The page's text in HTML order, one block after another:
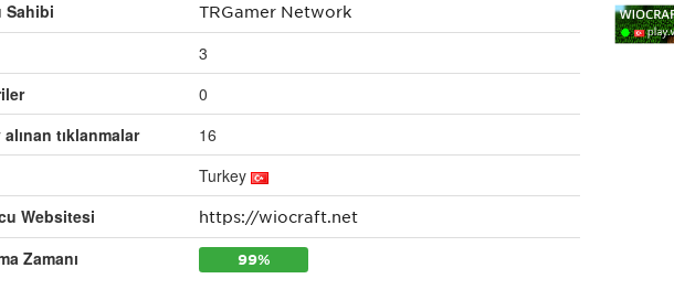
Sahibi TRGamer Network
3
0
tıklanmalar
16
Turkey
Websitesi
https://wiocraft.net
Zamanı 99%